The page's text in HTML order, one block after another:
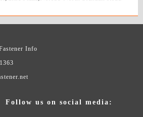
Info
Follow us on social media: